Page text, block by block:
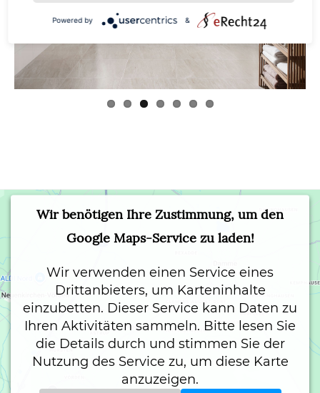
Wir benötigen Ihre Zustimmung, um den
Google Maps-Service zu laden!
Wir verwenden einen Service eines
Drittanbieters, um Karteninhalte
einzubetten. Dieser Service kann Daten zu
Ihren Aktivitäten sammeln. Bitte lesen Sie
die Details durch und stimmen Sie der
Nutzung des Service zu, um diese Karte
anzuzeigen.
Powered by &